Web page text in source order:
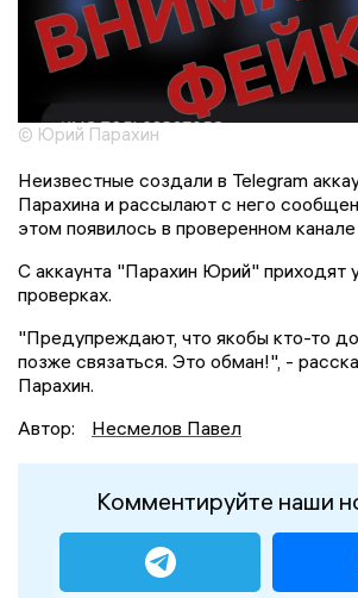
© Юрий Парахин
Неизвестные создали в Telegram
Парахина и рассылают с него
этом появилось в проверенном
С аккаунта "Парахин Юрий" приходят
проверках.
"Предупреждают, что якобы кто-то
позже связаться. Это обман!", -
Парахин.
Автор:
Несмелов Павел
Комментируйте наши